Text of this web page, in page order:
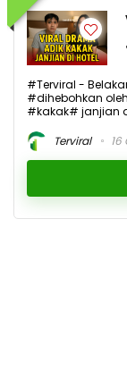
#Terviral -
#dihebohkan
#kakak# janjian
Terviral
16